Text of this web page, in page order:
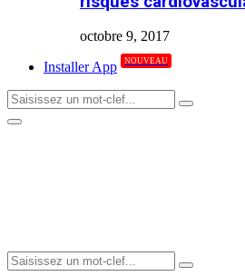
octobre 9, 2017
Installer App
NOUVEAU
Search
for:
Search
Primary
Search
Search